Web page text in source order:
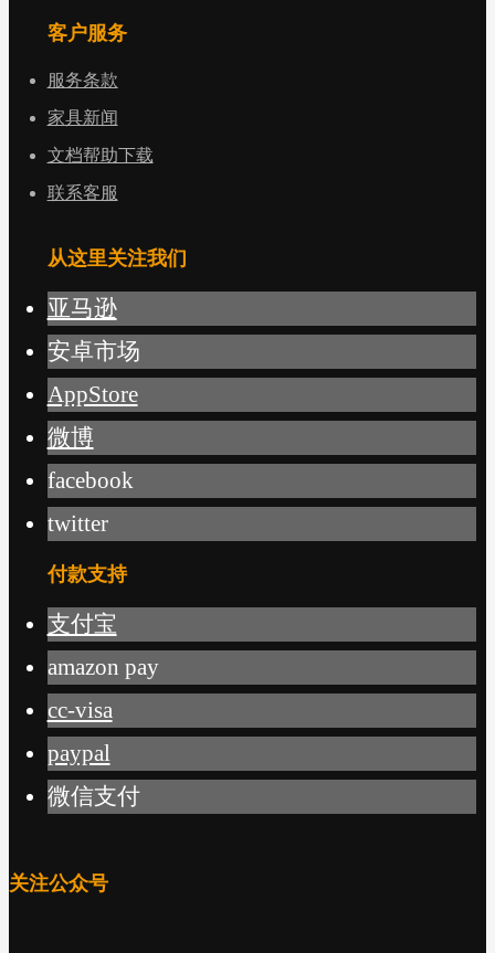
客户服务
服务条款
家具新闻
文档帮助下载
联系客服
从这里关注我们
亚马逊
安卓市场
AppStore
微博
facebook
twitter
付款支持
支付宝
amazon pay
cc-visa
paypal
微信支付
关注公众号